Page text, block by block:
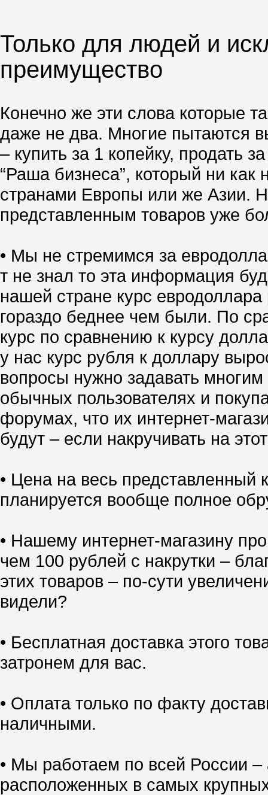
Только для людей и
преимущество
Конечно же эти слова которые
даже не два. Многие пытаются
– купить за 1 копейку, продать
“Раша бизнеса”, который ни
странами Европы или же Азии.
представленным товаров уже
• Мы не стремимся за
т не знал то эта информация
нашей стране курс
гораздо беднее чем были. По
курс по сравнению к курсу
у нас курс рубля к доллару
вопросы нужно задавать
обычных пользователях и
форумах, что их интернет-
будут – если накручивать на
• Цена на весь
планируется вообще полное
• Нашему интернет-магазину
чем 100 рублей с накрутки –
этих товаров – по-сути
видели?
• Бесплатная доставка этого
затронем для вас.
• Оплата только по факту
наличными.
• Мы работаем по всей России
расположенных в самых